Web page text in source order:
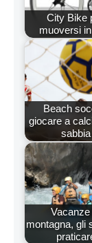
City Bike
muoversi
Beach
giocare a
sabbia
Vacanze
montagna, gli